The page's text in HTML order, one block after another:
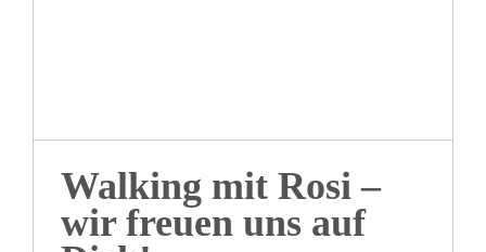
Walking mit Rosi –
wir freuen uns auf